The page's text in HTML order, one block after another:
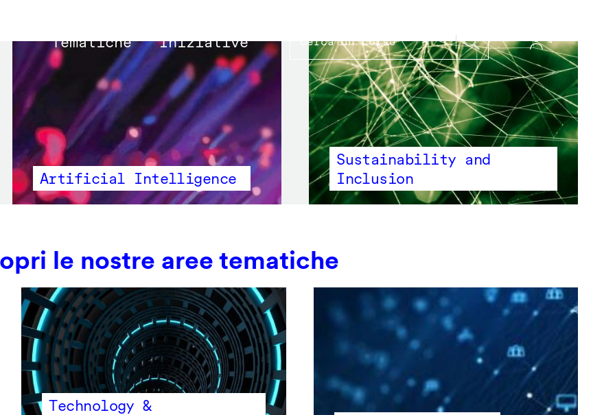
Main
navigation
Tematiche Iniziative
Artificial Intelligence
Sustainability and
Inclusion
le nostre aree tematiche
Technology &